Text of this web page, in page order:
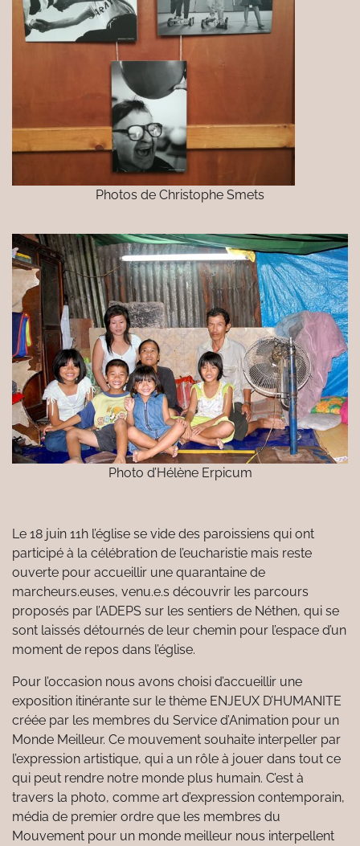
Photos de Christophe Smets
Photo d’Hélène Erpicum
Le 18 juin 11h l’église se vide des paroissiens qui ont
participé à la célébration de l’eucharistie mais reste
ouverte pour accueillir une quarantaine de
marcheurs.euses, venu.e.s découvrir les parcours
proposés par l’ADEPS sur les sentiers de Néthen, qui se
sont laissés détournés de leur chemin pour l’espace d’un
moment de repos dans l’église.
Pour l’occasion nous avons choisi d’accueillir une
exposition itinérante sur le thème ENJEUX D’HUMANITE
créée par les membres du Service d’Animation pour un
Monde Meilleur. Ce mouvement souhaite interpeller par
l’expression artistique, qui a un rôle à jouer dans tout ce
qui peut rendre notre monde plus humain. C’est à
travers la photo, comme art d’expression contemporain,
média de premier ordre que les membres du
Mouvement pour un monde meilleur nous interpellent